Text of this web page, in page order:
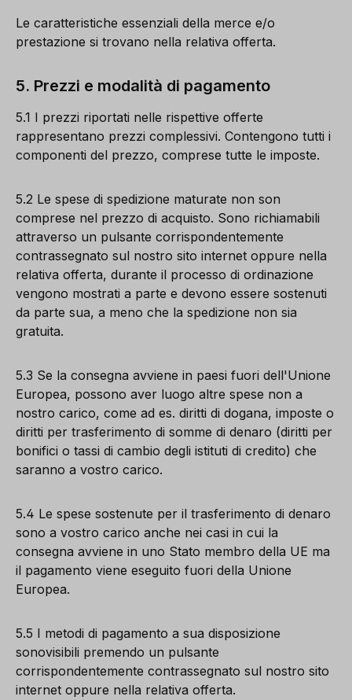
Le caratteristiche essenziali della merce e/o
prestazione si trovano nella relativa offerta.
5. Prezzi e modalità di pagamento
5.1 I prezzi riportati nelle rispettive offerte
rappresentano prezzi complessivi. Contengono tutti i
componenti del prezzo, comprese tutte le imposte.
5.2 Le spese di spedizione maturate non son
comprese nel prezzo di acquisto. Sono richiamabili
attraverso un pulsante corrispondentemente
contrassegnato sul nostro sito internet oppure nella
relativa offerta, durante il processo di ordinazione
vengono mostrati a parte e devono essere sostenuti
da parte sua, a meno che la spedizione non sia
gratuita.
5.3 Se la consegna avviene in paesi fuori dell'Unione
Europea, possono aver luogo altre spese non a
nostro carico, come ad es. diritti di dogana, imposte o
diritti per trasferimento di somme di denaro (diritti per
bonifici o tassi di cambio degli istituti di credito) che
saranno a vostro carico.
5.4 Le spese sostenute per il trasferimento di denaro
sono a vostro carico anche nei casi in cui la
consegna avviene in uno Stato membro della UE ma
il pagamento viene eseguito fuori della Unione
Europea.
5.5 I metodi di pagamento a sua disposizione
sonovisibili premendo un pulsante
corrispondentemente contrassegnato sul nostro sito
internet oppure nella relativa offerta.